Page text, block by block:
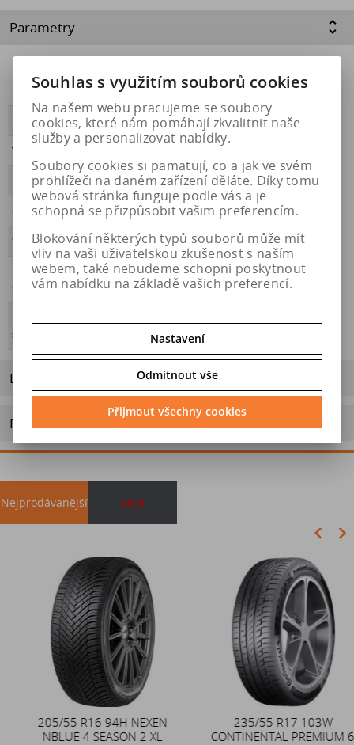
Parametry
Přilnavost na
ledu
PŘILNAVOST C
Třída hluku
HLUČNOST 73
OBDOBÍ celoroční
VALIVÝ ODPOR E
Přilnavost na
sněhu
ANO
štítek
Dotaz na výrobek
Doporučit výrobek
Nejprodávanější akce
205/55 R16 94H NEXEN
NBLUE 4 SEASON 2 XL
235/55 R17 103W
CONTINENTAL PREMIUM 6
Duše 12x4 (4.00-4) kovový
zahnutý ventil TR87
Souhlas s využitím souborů cookies
Na našem webu pracujeme se soubory
cookies, které nám pomáhají zkvalitnit naše
služby a personalizovat nabídky.
Soubory cookies si pamatují, co a jak ve svém
prohlížeči na daném zařízení děláte. Díky tomu
webová stránka funguje podle vás a je
schopná se přizpůsobit vašim preferencím.
Blokování některých typů souborů může mít
vliv na vaši uživatelskou zkušenost s naším
webem, také nebudeme schopni poskytnout
vám nabídku na základě vašich preferencí.
Nastavení
Odmítnout vše
Přijmout všechny cookies